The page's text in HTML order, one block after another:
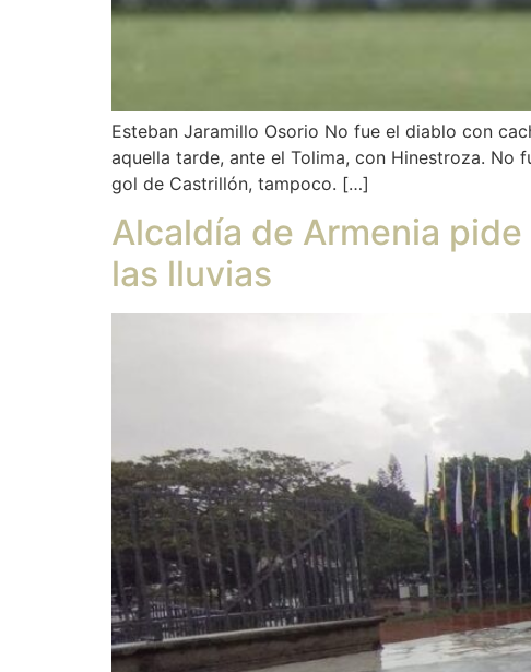
Esteban Jaramillo Osorio No fue el diablo con
aquella tarde, ante el Tolima, con Hinestroza. No
gol de Castrillón, tampoco. […]
Alcaldía de Armenia
las lluvias